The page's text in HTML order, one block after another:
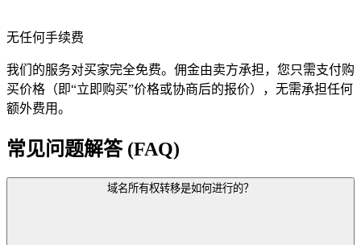
无任何手续费
我们的服务对买家完全免费。佣金由卖方承担，您只需支付购
买价格（即“立即购买”价格或协商后的报价），无需承担任何
额外费用。
常见问题解答 (FAQ)
域名所有权转移是如何进行的？